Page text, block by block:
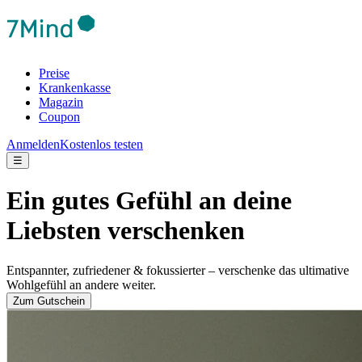
Preise
Krankenkasse
Magazin
Coupon
AnmeldenKostenlos testen
☰
Ein gutes Gefühl an deine
Liebsten verschenken
Entspannter, zufriedener & fokussierter – verschenke das ultimative
Wohlgefühl an andere weiter.
Zum Gutschein